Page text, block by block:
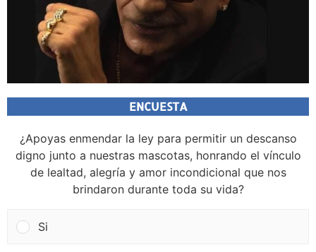
ENCUESTA
¿Apoyas enmendar la ley para permitir un descanso
digno junto a nuestras mascotas, honrando el vínculo
de lealtad, alegría y amor incondicional que nos
brindaron durante toda su vida?
Si